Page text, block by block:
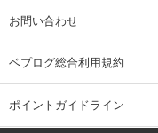
お問い合わせ
ベプログ総合利用規約
ポイントガイドライン